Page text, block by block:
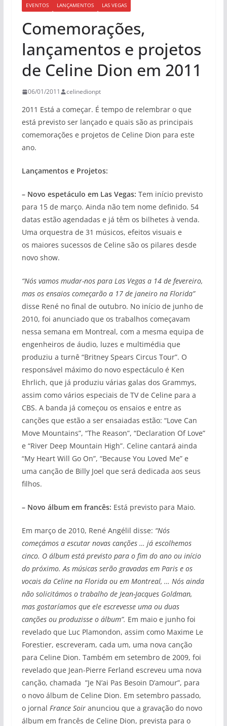
EVENTOS LANÇAMENTOS LAS VEGAS
Comemorações,
lançamentos e projetos
de Celine Dion em 2011
06/01/2011 celinedionpt
2011 Está a começar. É tempo de relembrar o que
está previsto ser lançado e quais são as principais
comemorações e projetos de Celine Dion para este
ano.
Lançamentos e Projetos:
– Novo espetáculo em Las Vegas: Tem início previsto
para 15 de março. Ainda não tem nome definido. 54
datas estão agendadas e já têm os bilhetes à venda.
Uma orquestra de 31 músicos, efeitos visuais e
os maiores sucessos de Celine são os pilares desde
novo show.
“Nós vamos mudar-nos para Las Vegas a 14 de fevereiro,
mas os ensaios começarão a 17 de janeiro na Florida”
disse René no final de outubro. No início de junho de
2010, foi anunciado que os trabalhos começavam
nessa semana em Montreal, com a mesma equipa de
engenheiros de áudio, luzes e multimédia que
produziu a turnê “Britney Spears Circus Tour”. O
responsável máximo do novo espectáculo é Ken
Ehrlich, que já produziu várias galas dos Grammys,
assim como vários especiais de TV de Celine para a
CBS. A banda já começou os ensaios e entre as
canções que estão a ser ensaiadas estão: “Love Can
Move Mountains”, “The Reason”, “Declaration Of Love”
e “River Deep Mountain High”. Celine cantará ainda
“My Heart Will Go On”, “Because You Loved Me” e
uma canção de Billy Joel que será dedicada aos seus
filhos.
– Novo álbum em francês: Está previsto para Maio.
Em março de 2010, René Angélil disse: “Nós
começámos a escutar novas canções … já escolhemos
cinco. O álbum está previsto para o fim do ano ou início
do próximo. As músicas serão gravadas em Paris e os
vocais da Celine na Florida ou em Montreal, … Nós ainda
não solicitámos o trabalho de Jean-Jacques Goldman,
mas gostaríamos que ele escrevesse uma ou duas
canções ou produzisse o álbum”. Em maio e junho foi
revelado que Luc Plamondon, assim como Maxime Le
Forestier, escreveram, cada um, uma nova canção
para Celine Dion. Também em setembro de 2009, foi
revelado que Jean-Pierre Ferland escreveu uma nova
canção, chamada ”Je N’ai Pas Besoin D’amour”, para
o novo álbum de Celine Dion. Em setembro passado,
o jornal France Soiranunciou que a gravação do novo
álbum em francês de Celine Dion, prevista para o